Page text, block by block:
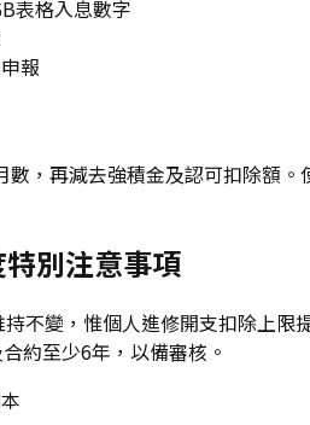
表格入息數字
報
數，再減去強積金及認可扣除額
別注意事項
不變，惟個人進修開支扣除上
約至少6年，以備審核。